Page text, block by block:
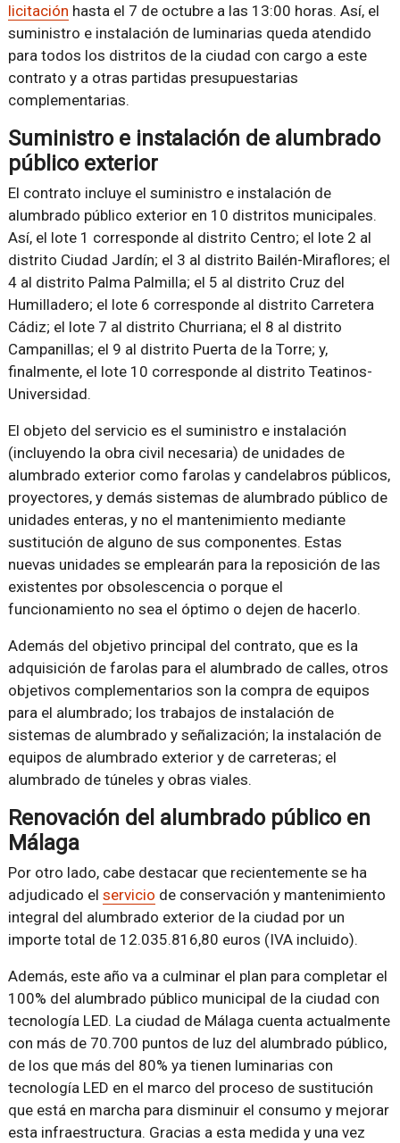
licitación hasta el 7 de octubre a las 13:00 horas. Así, el
suministro e instalación de luminarias queda atendido
para todos los distritos de la ciudad con cargo a este
contrato y a otras partidas presupuestarias
complementarias.
Suministro e instalación de alumbrado
público exterior
El contrato incluye el suministro e instalación de
alumbrado público exterior en 10 distritos municipales.
Así, el lote 1 corresponde al distrito Centro; el lote 2 al
distrito Ciudad Jardín; el 3 al distrito Bailén-Miraflores; el
4 al distrito Palma Palmilla; el 5 al distrito Cruz del
Humilladero; el lote 6 corresponde al distrito Carretera
Cádiz; el lote 7 al distrito Churriana; el 8 al distrito
Campanillas; el 9 al distrito Puerta de la Torre; y,
finalmente, el lote 10 corresponde al distrito Teatinos-
Universidad.
El objeto del servicio es el suministro e instalación
(incluyendo la obra civil necesaria) de unidades de
alumbrado exterior como farolas y candelabros públicos,
proyectores, y demás sistemas de alumbrado público de
unidades enteras, y no el mantenimiento mediante
sustitución de alguno de sus componentes. Estas
nuevas unidades se emplearán para la reposición de las
existentes por obsolescencia o porque el
funcionamiento no sea el óptimo o dejen de hacerlo.
Además del objetivo principal del contrato, que es la
adquisición de farolas para el alumbrado de calles, otros
objetivos complementarios son la compra de equipos
para el alumbrado; los trabajos de instalación de
sistemas de alumbrado y señalización; la instalación de
equipos de alumbrado exterior y de carreteras; el
alumbrado de túneles y obras viales.
Renovación del alumbrado público en
Málaga
Por otro lado, cabe destacar que recientemente se ha
adjudicado el servicio de conservación y mantenimiento
integral del alumbrado exterior de la ciudad por un
importe total de 12.035.816,80 euros (IVA incluido).
Además, este año va a culminar el plan para completar el
100% del alumbrado público municipal de la ciudad con
tecnología LED. La ciudad de Málaga cuenta actualmente
con más de 70.700 puntos de luz del alumbrado público,
de los que más del 80% ya tienen luminarias con
tecnología LED en el marco del proceso de sustitución
que está en marcha para disminuir el consumo y mejorar
esta infraestructura. Gracias a esta medida y una vez